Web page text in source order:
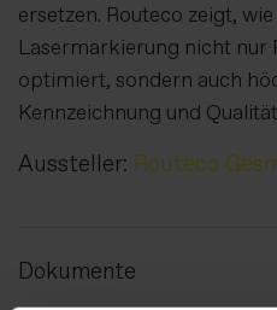
ersetzen. Routeco zeigt,
Lasermarkierung nicht nur
optimiert, sondern auch
Kennzeichnung und
Aussteller: Routeco
Dokumente